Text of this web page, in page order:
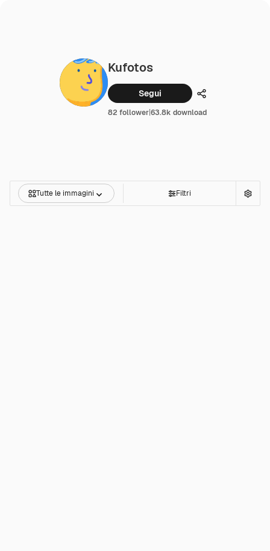
Kufotos
Segui Condividi
82 follower|63.8k download
Tutte le immagini Filtri